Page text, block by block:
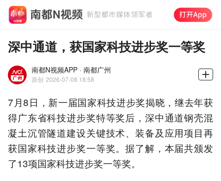
深中通道，获国家科技进步奖一等奖
南都N视频APP · 南都广州
原创 2026-07-08 18:58
7月8日，新一届国家科技进步奖揭晓，继去年获
得广东省科技进步奖特等奖后，深中通道钢壳混
凝土沉管隧道建设关键技术、装备及应用项目再
获国家科技进步奖一等奖。据了解，本届共颁发
了13项国家科技进步奖一等奖。